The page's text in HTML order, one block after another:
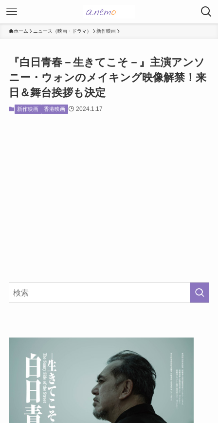
ホーム ニュース（映画・ドラマ） 新作映画
『白日青春－生きてこそ－』主演アンソ
ニー・ウォンのメイキング映像解禁！来
日＆舞台挨拶も決定
新作映画 香港映画 2024.1.17